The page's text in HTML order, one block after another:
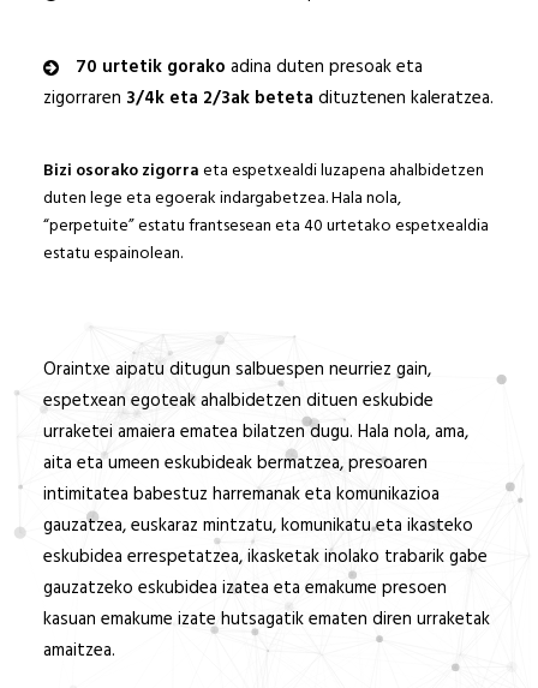
70 urtetik gorako adina duten presoak eta
zigorraren 3/4k eta 2/3ak beteta dituztenen kaleratzea.
Bizi osorako zigorraeta espetxealdi luzapena ahalbidetzen
duten lege eta egoerak indargabetzea. Hala nola,
“perpetuite” estatu frantsesean eta 40 urtetako espetxealdia
estatu espainolean.
Oraintxe aipatu ditugun salbuespen neurriez gain,
espetxean egoteak ahalbidetzen dituen eskubide
urraketei amaiera ematea bilatzen dugu. Hala nola, ama,
aita eta umeen eskubideak bermatzea, presoaren
intimitatea babestuz harremanak eta komunikazioa
gauzatzea, euskaraz mintzatu, komunikatu eta ikasteko
eskubidea errespetatzea, ikasketak inolako trabarik gabe
gauzatzeko eskubidea izatea eta emakume presoen
kasuan emakume izate hutsagatik ematen diren urraketak
amaitzea.